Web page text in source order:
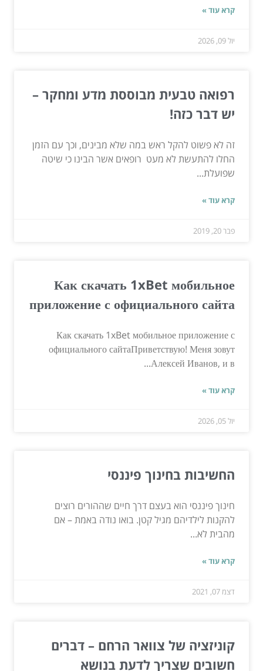
קרא עוד »
יול 09, 2026
רפואה טבעית מבוססת מדע ומחקר –
יש דבר כזה!
זה לא פשוט להקל ראש במה שלא מבינים, וכך עם הזמן
החלו להתעשת לא מעט רופאים אשר הבינו כי שיטה
שפועלת...
קרא עוד »
פבר 20, 2019
Как скачать 1xBet мобильное
приложение с официального сайта
Как скачать 1xBet мобильное приложение с
официального сайтаПриветствую! Меня зовут
Алексей Иванов, и в...
קרא עוד »
יול 05, 2026
החשיבות בחינוך פיננסי
חינוך פיננסי הוא בעצם דרך חיים שההורים רוצים
להקנות לילדיהם מגיל קטן. בואו נודה באמת – אם
מהבית לא...
קרא עוד »
דצמ 07, 2021
קוניזציה של צוואר הרחם – דברים
חשובים שצריך לדעת בנושא